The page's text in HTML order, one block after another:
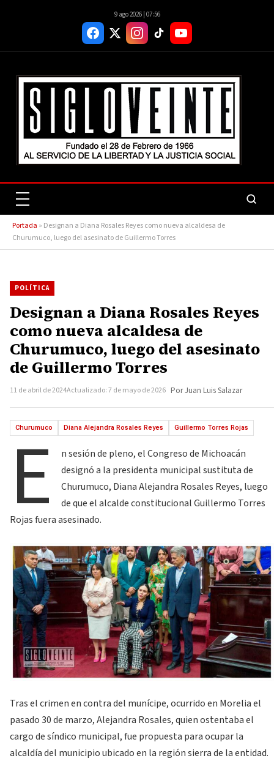
9 ago 2026 | 07:56
Portada » Designan a Diana Rosales Reyes como nueva alcaldesa de
Churumuco, luego del asesinato de Guillermo Torres
POLÍTICA
Designan a Diana Rosales Reyes
como nueva alcaldesa de
Churumuco, luego del asesinato
de Guillermo Torres
11 de abril de 2024Actualizado: 7 de mayo de 2026 Por Juan Luis Salazar
Churumuco Diana Alejandra Rosales Reyes Guillermo Torres Rojas
E
n sesión de pleno, el Congreso de Michoacán
designó a la presidenta municipal sustituta de
Churumuco, Diana Alejandra Rosales Reyes, luego
de que el alcalde constitucional Guillermo Torres
Rojas fuera asesinado.
Tras el crimen en contra del munícipe, ocurrido en Morelia el
pasado 30 de marzo, Alejandra Rosales, quien ostentaba el
cargo de síndico municipal, fue propuesta para ocupar la
alcaldía del municipio ubicado en la región sierra de la entidad.